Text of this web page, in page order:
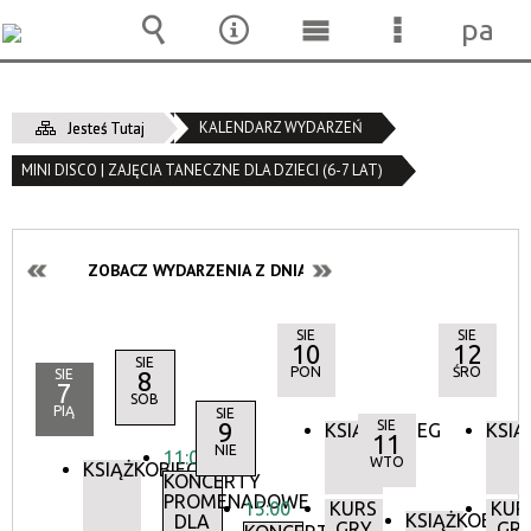
Jesteś Tutaj KALENDARZ WYDARZEŃ
MINI DISCO | ZAJĘCIA TANECZNE DLA DZIECI (6-7 LAT)
ZOBACZ WYDARZENIA Z DNIA:
SIE
7
PIĄ
KSIĄŻKOBIEG
SIE
8
SOB
11:00
KONCERTY
PROMENADOWE
DLA
SIE
9
NIE
15:00
SIE
10
PON
KSIĄŻKOBIEG
KURS
SIE
11
WTO
KSIĄŻKOBIEG
SIE
12
ŚRO
Wyszukiwarka
Narzędzia
MenuMenu